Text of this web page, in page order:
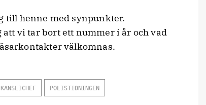
till henne med synpunkter.
vi tar bort ett nummer i år och vad
välkomnas.
KANSLICHEF POLISTIDNINGEN